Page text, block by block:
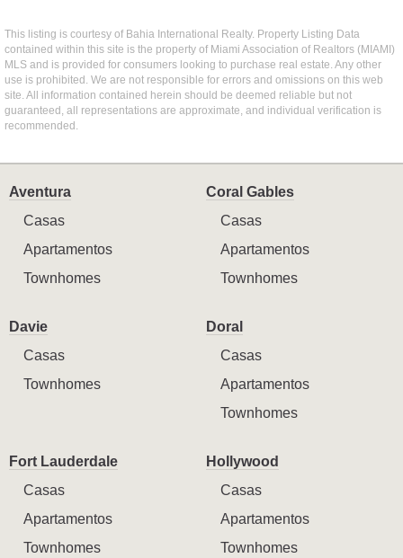
This listing is courtesy of Bahia International Realty. Property Listing Data
contained within this site is the property of Miami Association of Realtors (MIAMI)
MLS and is provided for consumers looking to purchase real estate. Any other
use is prohibited. We are not responsible for errors and omissions on this web
site. All information contained herein should be deemed reliable but not
guaranteed, all representations are approximate, and individual verification is
recommended.
Aventura
Casas
Apartamentos
Townhomes
Coral Gables
Casas
Apartamentos
Townhomes
Davie
Casas
Townhomes
Doral
Casas
Apartamentos
Townhomes
Fort Lauderdale
Casas
Apartamentos
Townhomes
Hollywood
Casas
Apartamentos
Townhomes